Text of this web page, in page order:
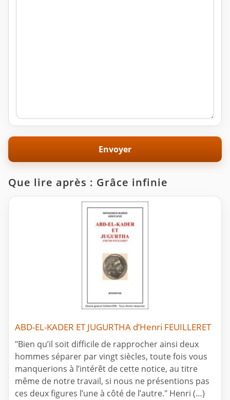
Que lire après : Grâce infinie
ABD-EL-KADER ET JUGURTHA d’Henri FEUILLERET
"Bien qu’il soit difficile de rapprocher ainsi deux
hommes séparer par vingt siècles, toute fois vous
manquerions à l’intérêt de cette notice, au titre
même de notre travail, si nous ne présentions pas
ces deux figures l’une à côté de l’autre." Henri (…)